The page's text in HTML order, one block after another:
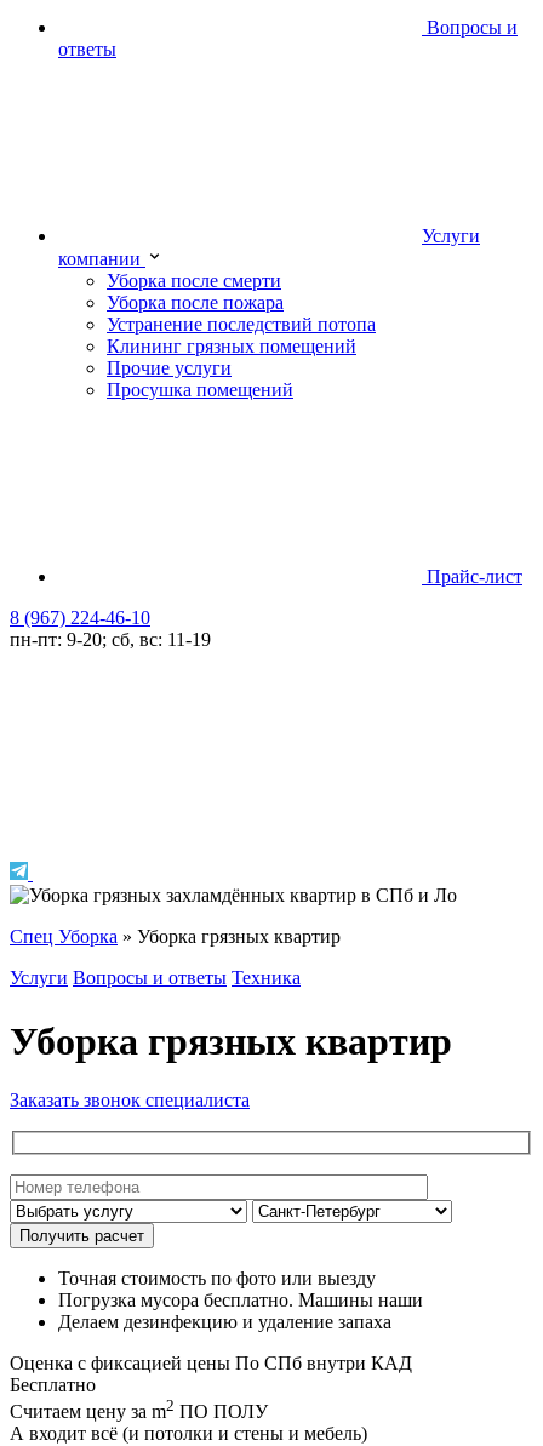
Вопросы и
ответы
Услуги
компании
Уборка после смерти
Уборка после пожара
Устранение последствий потопа
Клининг грязных помещений
Прочие услуги
Просушка помещений
Прайс-лист
8 (967) 224-46-10
пн-пт: 9-20; сб, вс: 11-19
Спец Уборка » Уборка грязных квартир
Услуги Вопросы и ответы Техника
Уборка грязных квартир
Заказать звонок специалиста
Точная стоимость по фото или выезду
Погрузка мусора бесплатно. Машины наши
Делаем дезинфекцию и удаление запаха
Оценка с фиксацией цены По СПб внутри КАД
Бесплатно
Считаем цену за m2 ПО ПОЛУ
А входит всё (и потолки и стены и мебель)